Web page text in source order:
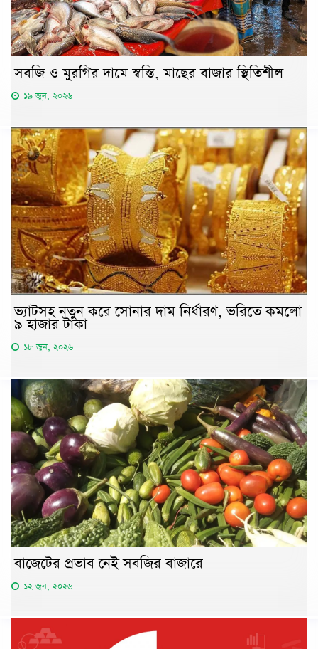
সবজি ও মুরগির দামে স্বস্তি, মাছের বাজার স্থিতিশীল
১৯ জুন, ২০২৬
ভ্যাটসহ নতুন করে সোনার দাম নির্ধারণ, ভরিতে কমলো
৯ হাজার টাকা
১৮ জুন, ২০২৬
বাজেটের প্রভাব নেই সবজির বাজারে
১২ জুন, ২০২৬